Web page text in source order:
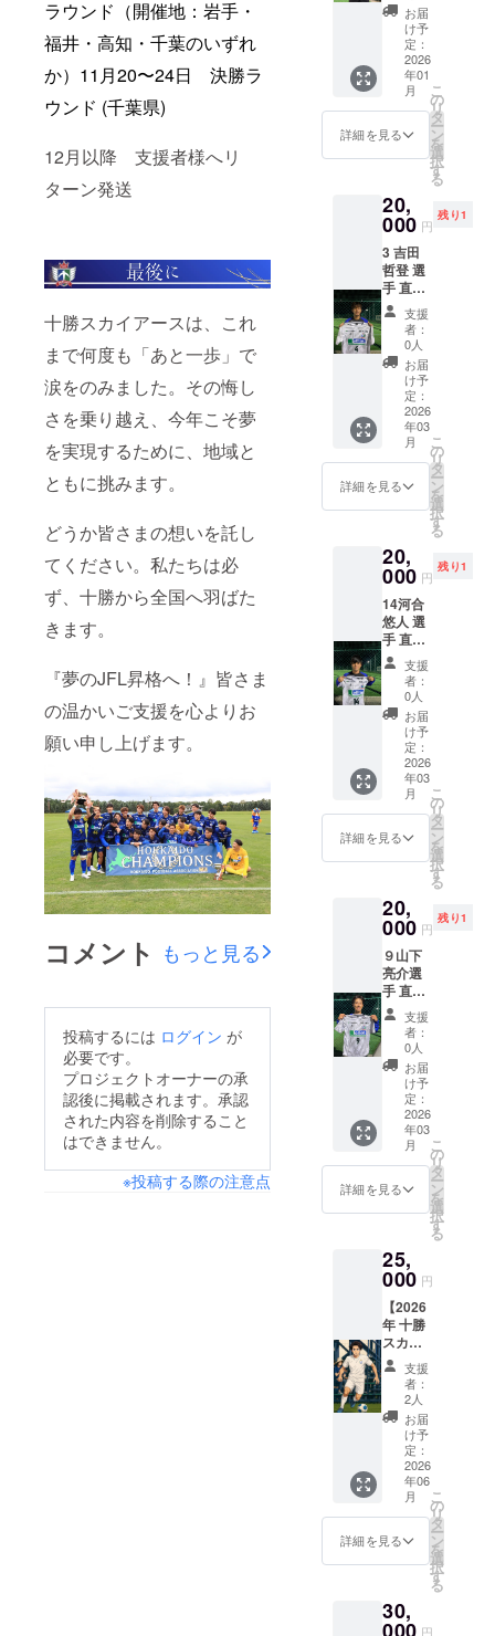
ラウンド（開催地：岩手・
福井・高知・千葉のいずれ
か）11月20〜24日 決勝ラ
ウンド (千葉県)
12月以降 支援者様へリ
ターン発送
十勝スカイアースは、これ
まで何度も「あと一歩」で
涙をのみました。その悔し
さを乗り越え、今年こそ夢
を実現するために、地域と
ともに挑みます。
どうか皆さまの想いを託し
てください。私たちは必
ず、十勝から全国へ羽ばた
きます。
『夢のJFL昇格へ！』皆さま
の温かいご支援を心よりお
願い申し上げます。
コメント もっと見る
投稿するには ログイン が
必要です。
プロジェクトオーナーの承
認後に掲載されます。承認
された内容を削除すること
はできません。
※投稿する際の注意点
本人が
丁寧に
書き上
げま
す。
十勝ス
カイ
アース
【丸岡
選手】
の直筆
サイン
入りス
パイク
をお届
す！ こ
こでし
か手に
入らな
い特別
な一足
です。
サイン
は選手
本人が
丁寧に
書き上
げま
す。 サ
イズ
26.5
お届
け予
定：
2026
年01
月
詳細を見る
こ
の
リ
タ
ー
ン
を
選
択
す
る
20,
000 円
残り1
3 吉田
哲登 選
手 直筆
サイン
入り白
ユニ
ホーム
コース
十勝ス
カイ
アース
【吉田
選手】
の直筆
サイン
入りユ
ムをお
届けし
ます！
ここで
しか手
に入ら
ない特
別な一
枚で
す。 サ
インは
選手本
人が丁
寧に書
き上げ
ます。
支援
者：
0人
お届
け予
定：
2026
年03
月
詳細を見る
こ
の
リ
タ
ー
ン
を
選
択
す
る
20,
000 円
残り1
14河合
悠人 選
手 直筆
サイン
入り白
ユニ
ホーム
コース
十勝ス
カイ
アース
【河合
選手】
の直筆
サイン
入りユ
ムをお
届けし
ます！
ここで
しか手
に入ら
ない特
別な一
枚で
す。 サ
インは
選手本
人が丁
寧に書
き上げ
ます。
支援
者：
0人
お届
け予
定：
2026
年03
月
詳細を見る
こ
の
リ
タ
ー
ン
を
選
択
す
る
20,
000 円
残り1
９山下
亮介選
手 直筆
サイン
入り白
ユニ
ホーム
コース
十勝ス
カイ
アース
【山下
選手】
の直筆
サイン
入りユ
ムをお
届けし
ます！
ここで
しか手
に入ら
ない特
別な一
枚で
す。 サ
インは
選手本
人が丁
寧に書
き上げ
ます。
支援
者：
0人
お届
け予
定：
2026
年03
月
詳細を見る
こ
の
リ
タ
ー
ン
を
選
択
す
る
25,
000 円
【2026
年 十勝
スカイ
アース
レプリ
カユニ
フォー
ム（希
望背番
号・
ネーム
り）】
十勝ス
カイ
アース
たの胸
に。
支援
者：
2人
お届
け予
定：
2026
年06
月
詳細を見る
こ
の
リ
タ
ー
ン
を
選
択
す
る
30,
円